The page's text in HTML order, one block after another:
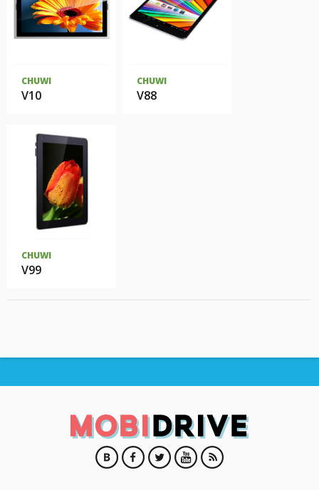
CHUWI
V10
CHUWI
V88
CHUWI
V99